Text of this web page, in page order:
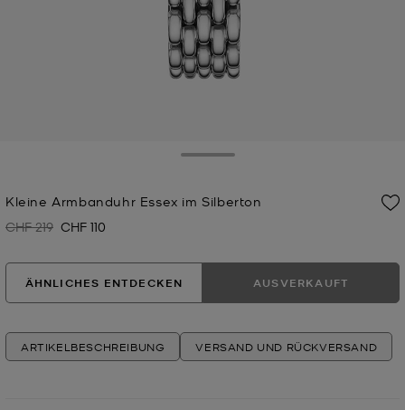
Kleine Armbanduhr Essex im Silberton
Zuvor
CHF 219 Jetzt
CHF 110
ÄHNLICHES ENTDECKEN AUSVERKAUFT
ARTIKELBESCHREIBUNG VERSAND UND RÜCKVERSAND